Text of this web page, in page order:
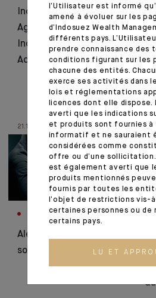
Indosuez et Crédit
Agricole CIB créent
Indosuez Corporate
Advisory
21.10.25
CORPORATE
Alerte à la fraude,
soyez vigilant !
l’Utilisateur est informé
amené à évoluer sur les
d’Indosuez Wealth
différents pays.
prendre connaissance des
conditions figurant sur les
chacune des entités.
exerce ses activités dans
lois et réglementations
licences dont elle dispose.
averti que les indications
et produits sont fournies
informatif et ne sauraient
considérées comme
offre ou d’une sollicitation.
est également averti que
produits mentionnés
fournis par toutes les
l’objet de restrictions vis-
certaines personnes ou de
certains pays.
LU ET